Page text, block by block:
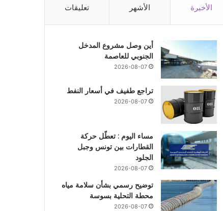
الأخيرة الأشهر تعليقات
أين وصل مشروع المدخل
الجنوبي للعاصمة
2026-08-07
تراجع طفيف في أسعار النفط
2026-08-07
مساء اليوم : تعطّل حركة
القطارات بين تونس وجبل
الجلود
2026-08-07
توضيح رسمي بشأن سلامة مياه
محطة التحلية بسوسة
2026-08-07